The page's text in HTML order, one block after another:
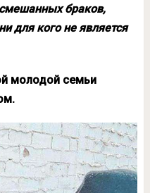
браков,
для кого не является
молодой семьи